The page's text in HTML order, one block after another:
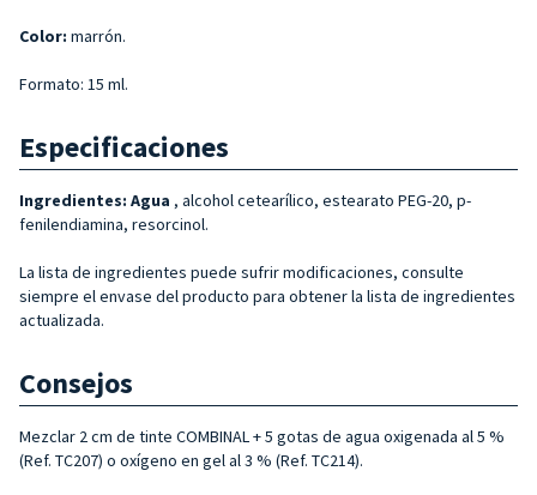
Color: marrón.
Formato: 15 ml.
Especificaciones
Ingredientes: Agua , alcohol cetearílico, estearato PEG-20, p-
fenilendiamina, resorcinol.
La lista de ingredientes puede sufrir modificaciones, consulte
siempre el envase del producto para obtener la lista de ingredientes
actualizada.
Consejos
Mezclar 2 cm de tinte COMBINAL + 5 gotas de agua oxigenada al 5 %
(Ref. TC207) o oxígeno en gel al 3 % (Ref. TC214).